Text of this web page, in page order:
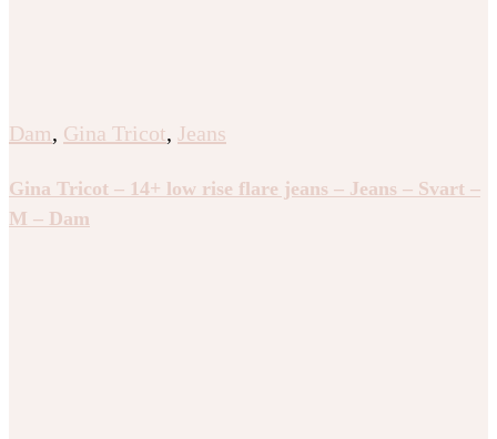
Dam, Gina Tricot, Jeans
Gina Tricot – 14+ low rise flare jeans – Jeans – Svart –
M – Dam